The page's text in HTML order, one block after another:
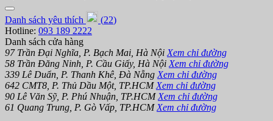
Danh sách yêu thích (22)
Hotline: 093 189 2222
Danh sách cửa hàng
97 Trần Đại Nghĩa, P. Bạch Mai, Hà Nội Xem chỉ đường
58 Trần Đăng Ninh, P. Cầu Giấy, Hà Nội Xem chỉ đường
339 Lê Duẩn, P. Thanh Khê, Đà Nẵng Xem chỉ đường
642 CMT8, P. Thủ Dầu Một, TP.HCM Xem chỉ đường
90 Lê Văn Sỹ, P. Phú Nhuận, TP.HCM Xem chỉ đường
61 Quang Trung, P. Gò Vấp, TP.HCM Xem chỉ đường